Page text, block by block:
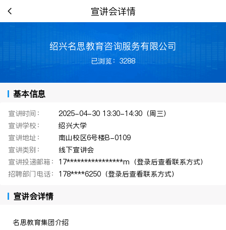
宣讲会详情
绍兴名思教育咨询服务有限公司
已浏览：3288
基本信息
宣讲时间：
2025-04-30 13:30-14:30（周三）
宣讲学校：
绍兴大学
宣讲地址：
南山校区6号楼B-0109
宣讲类别：
线下宣讲会
宣讲投递邮箱： 17****************m（登录后查看联系方式）
招聘部门电话： 178****6250（登录后查看联系方式）
宣讲会详情
名思教育集团介绍